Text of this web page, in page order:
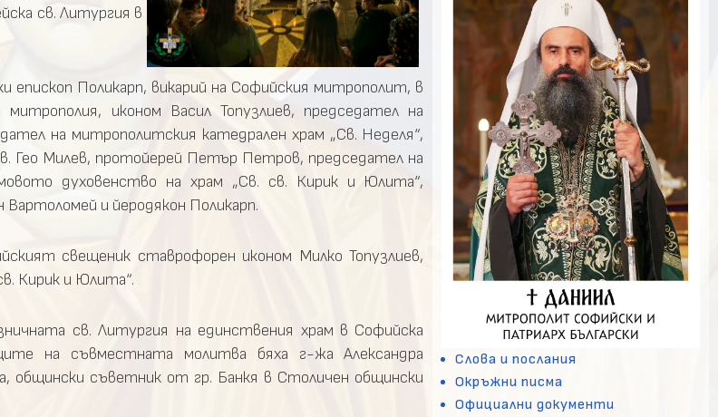
св. Литургия в
Поликарп, викарий на Софийския митрополит, в
иконом Васил Топузлиев, председател на
на митрополитския катедрален храм „Св. Неделя“,
Гео Милев, протойерей Петър Петров, председател на
духовенство на храм „Св. св. Кирик и Юлита“,
и йеродякон Поликарп.
свещеник ставрофорен иконом Милко Топузлиев,
Кирик и Юлита“.
св. Литургия на единствения храм в Софийска
на съвместната молитва бяха г-жа Александра
общински съветник от гр. Банкя в Столичен общински
Слова и послания
Окръжни писма
Официални документи